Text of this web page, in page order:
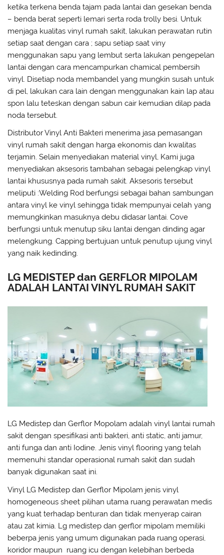
ketika terkena benda tajam pada lantai dan gesekan benda
– benda berat seperti lemari serta roda trolly besi. Untuk
menjaga kualitas vinyl rumah sakit, lakukan perawatan rutin
setiap saat dengan cara ; sapu setiap saat viny
menggunakan sapu yang lembut serta lakukan pengepelan
lantai dengan cara mencampurkan chamical pembersih
vinyl. Disetiap noda membandel yang mungkin susah untuk
di pel, lakukan cara lain dengan menggunakan kain lap atau
spon lalu teteskan dengan sabun cair kemudian dilap pada
noda tersebut.
Distributor Vinyl Anti Bakteri menerima jasa pemasangan
vinyl rumah sakit dengan harga ekonomis dan kwalitas
terjamin. Selain menyediakan material vinyl, Kami juga
menyediakan aksesoris tambahan sebagai pelengkap vinyl
lantai khususnya pada rumah sakit. Aksesoris tersebut
meliputi :Welding Rod berfungsi sebagai bahan sambungan
antara vinyl ke vinyl sehingga tidak mempunyai celah yang
memungkinkan masuknya debu didasar lantai. Cove
berfungsi untuk menutup siku lantai dengan dinding agar
melengkung. Capping bertujuan untuk penutup ujung vinyl
yang naik kedinding.
LG MEDISTEP dan GERFLOR MIPOLAM
ADALAH LANTAI VINYL RUMAH SAKIT
LG Medistep dan Gerflor Mopolam adalah vinyl lantai rumah
sakit dengan spesifikasi anti bakteri, anti static, anti jamur,
anti funga dan anti Iodine. Jenis vinyl flooring yang telah
memenuhi standar operasional rumah sakit dan sudah
banyak digunakan saat ini.
Vinyl LG Medistep dan Gerflor Mipolam jenis vinyl
homogeneous sheet pilihan utama ruang perawatan medis
yang kuat terhadap benturan dan tidak menyerap cairan
atau zat kimia. Lg medistep dan gerflor mipolam memiliki
beberpa jenis yang umum digunakan pada ruang operasi,
koridor maupun ruang icu dengan kelebihan berbeda